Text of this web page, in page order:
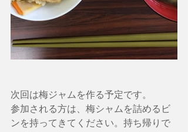
次回は梅ジャムを作る予定です。
参加される方は、梅シャムを詰めるビ
ンを持ってきてください。持ち帰りで